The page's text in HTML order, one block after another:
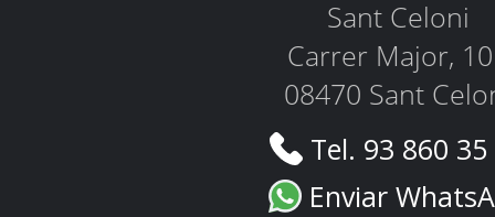
Sant Celoni
Carrer Major,
08470 Sant
Tel. 93 860
Enviar